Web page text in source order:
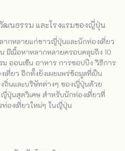
วัฒนธรรม และโรงแรมของญี่ปุ่น
ากหลายแก่ชาวญี่ปุ่นและนักท่องเที่ยว
มีเนื้อหาหลากหลายครอบคลุมถึง 10
ม ออนเซ็น อาหาร การชอปปิง วิธีการ
เที่ยว อีกทั้งยังเผยแพร่ข้อมูลที่เป็น
ถิ่นและบริษัทต่างๆ ของญี่ปุ่นด้วย
ปุ่นสุดวิเศษ สำหรับนักท่องเที่ยวที่
องเที่ยวใหม่ๆ ในญี่ปุ่น